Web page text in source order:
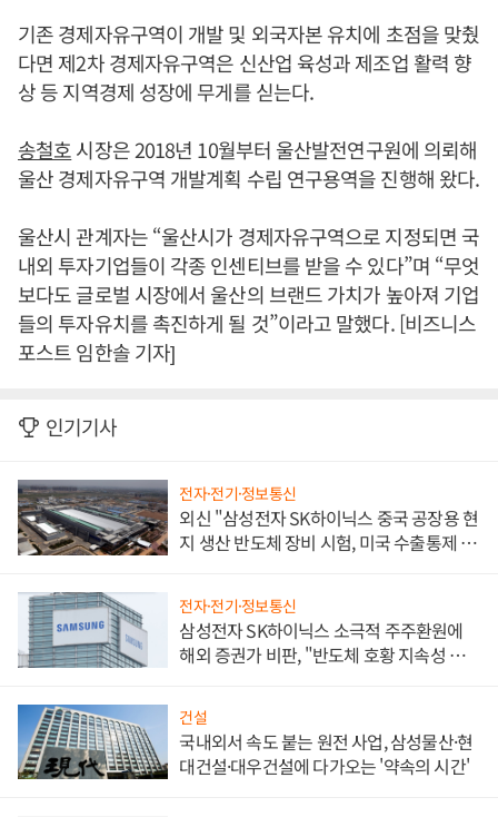
기존 경제자유구역이 개발 및 외국자본 유치에 초점을 맞췄
다면 제2차 경제자유구역은 신산업 육성과 제조업 활력 향
상 등 지역경제 성장에 무게를 싣는다.
송철호시장은 2018년 10월부터 울산발전연구원에 의뢰해
울산 경제자유구역 개발계획 수립 연구용역을 진행해 왔다.
울산시 관계자는 “울산시가 경제자유구역으로 지정되면 국
내외 투자기업들이 각종 인센티브를 받을 수 있다”며 “무엇
보다도 글로벌 시장에서 울산의 브랜드 가치가 높아져 기업
들의 투자유치를 촉진하게 될 것”이라고 말했다. [비즈니스
포스트 임한솔 기자]
인기기사
전자·전기·정보통신
외신 "삼성전자 SK하이닉스 중국 공장용 현
지 생산 반도체 장비 시험, 미국 수출통제 대
전자·전기·정보통신
삼성전자 SK하이닉스 소극적 주주환원에
해외 증권가 비판, "반도체 호황 지속성 의
건설
국내외서 속도 붙는 원전 사업, 삼성물산·현
대건설·대우건설에 다가오는 '약속의 시간'